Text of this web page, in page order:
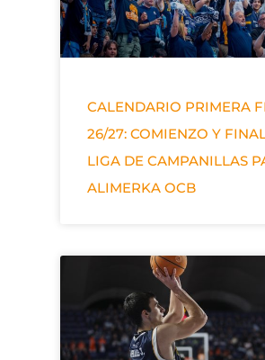
CALENDARIO PRIMERA
26/27: COMIENZO Y
LIGA DE CAMPANILLAS
ALIMERKA OCB